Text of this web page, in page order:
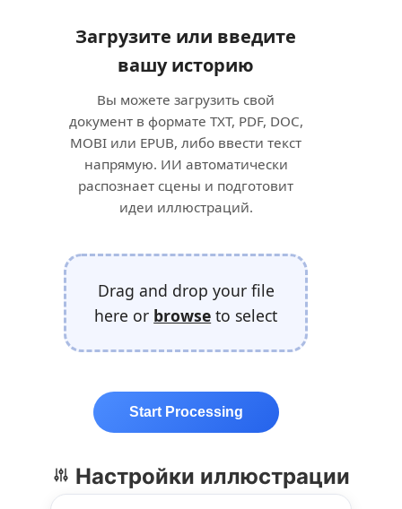
Загрузите или введите
вашу историю
Вы можете загрузить свой
документ в формате TXT, PDF, DOC,
MOBI или EPUB, либо ввести текст
напрямую. ИИ автоматически
распознает сцены и подготовит
идеи иллюстраций.
Drag and drop your file
here or browse to select
Start Processing
Настройки иллюстрации